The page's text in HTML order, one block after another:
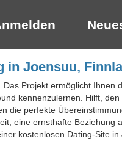
in Joensuu,
Projekt ermöglicht Ihnen
kennenzulernen. Hilft,
die perfekte
eine ernsthafte Beziehung
kostenlosen Dating-Site in